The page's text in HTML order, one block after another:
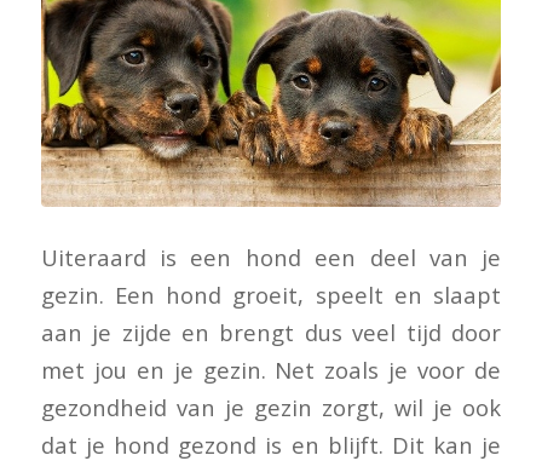
Uiteraard is een hond een deel van je
gezin. Een hond groeit, speelt en slaapt
aan je zijde en brengt dus veel tijd door
met jou en je gezin. Net zoals je voor de
gezondheid van je gezin zorgt, wil je ook
dat je hond gezond is en blijft. Dit kan je